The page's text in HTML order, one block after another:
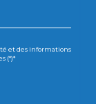
et des informations
(*)*